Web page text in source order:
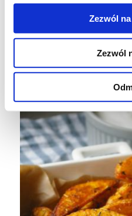
Zezwól
Zezwól
Ziemniaczane
wszelkiego rodzaju
sosem śmietanowym.